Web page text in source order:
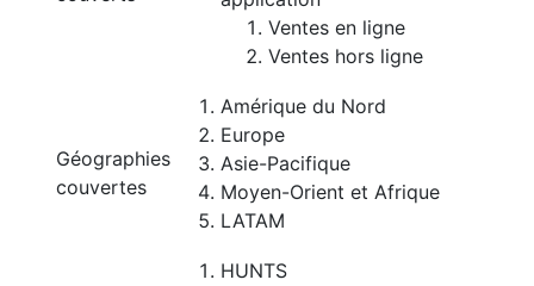
Ventes en ligne
Ventes hors ligne
Géographies
couvertes
Amérique du Nord
Europe
Asie-Pacifique
Moyen-Orient et Afrique
LATAM
HUNTS